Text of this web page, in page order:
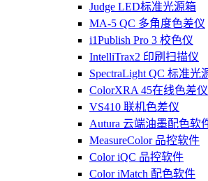
Judge LED标准光源箱
MA-5 QC 多角度色差仪
i1Publish Pro 3 校色仪
IntelliTrax2 印刷扫描仪
SpectraLight QC 标准光
ColorXRA 45在线色差仪
VS410 联机色差仪
Autura 云端油墨配色软
MeasureColor 品控软件
Color iQC 品控软件
Color iMatch 配色软件